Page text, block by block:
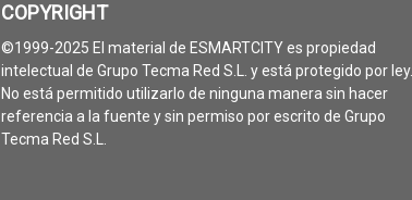
COPYRIGHT
©1999-2025 El material de ESMARTCITY es propiedad
intelectual de Grupo Tecma Red S.L. y está protegido por ley.
No está permitido utilizarlo de ninguna manera sin hacer
referencia a la fuente y sin permiso por escrito de Grupo
Tecma Red S.L.